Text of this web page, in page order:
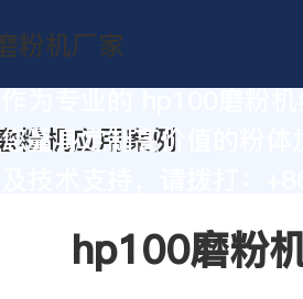
您量身定制高价值的粉体
hp100磨粉